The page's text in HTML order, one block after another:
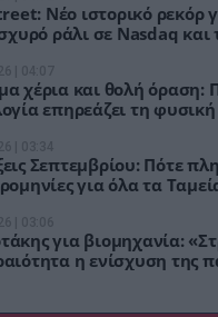
Νέο ιστορικό ρεκόρ
ράλι σε Nasdaq και
χέρια και θολή όραση:
επηρεάζει τη
Σεπτεμβρίου: Πότε
για όλα τα
για βιομηχανία:
η ενίσχυση της